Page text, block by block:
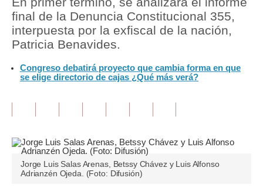
Política
Tu Dinero
Finanzas Personales
Editorial
Pregunta de hoy
final de la Denuncia Constitucional 355,
interpuesta por la exfiscal de la nación,
Patricia Benavides.
Congreso debatirá proyecto que cambia forma en que
se elige directorio de cajas ¿Qué más verá?
Jorge Luis Salas Arenas, Betssy Chávez y Luis Alfonso
Adrianzén Ojeda. (Foto: Difusión)